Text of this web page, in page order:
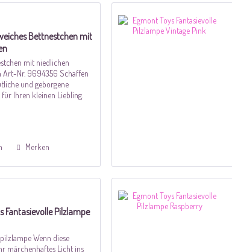
Bettnestchen mit
mit niedlichen
Art-Nr. 9694356 Schaffen
und geborgene
Ihren kleinen Liebling.
Merken
Fantasievolle Pilzlampe
Wenn diese
märchenhaftes Licht ins